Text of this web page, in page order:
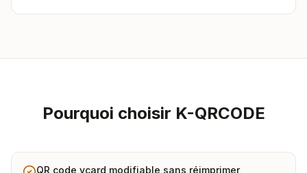
Pourquoi choisir K-QRCODE
QR code vcard modifiable sans réimprimer